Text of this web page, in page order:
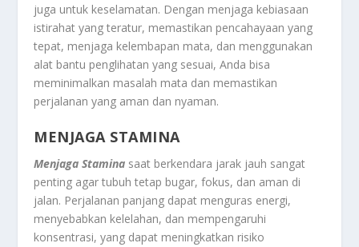
juga untuk keselamatan. Dengan menjaga kebiasaan
istirahat yang teratur, memastikan pencahayaan yang
tepat, menjaga kelembapan mata, dan menggunakan
alat bantu penglihatan yang sesuai, Anda bisa
meminimalkan masalah mata dan memastikan
perjalanan yang aman dan nyaman.
MENJAGA STAMINA
Menjaga Stamina saat berkendara jarak jauh sangat
penting agar tubuh tetap bugar, fokus, dan aman di
jalan. Perjalanan panjang dapat menguras energi,
menyebabkan kelelahan, dan mempengaruhi
konsentrasi, yang dapat meningkatkan risiko